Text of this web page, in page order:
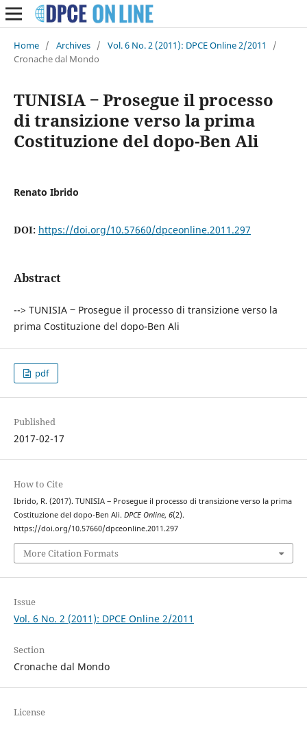
Home / Archives / Vol. 6 No. 2 (2011): DPCE Online 2/2011
/
Cronache dal Mondo
TUNISIA ‒ Prosegue il processo
di transizione verso la prima
Costituzione del dopo-Ben Ali
Renato Ibrido
DOI: https://doi.org/10.57660/dpceonline.2011.297
Abstract
--> TUNISIA ‒ Prosegue il processo di transizione verso la
prima Costituzione del dopo-Ben Ali
pdf
Published
2017-02-17
How to Cite
Ibrido, R. (2017). TUNISIA ‒ Prosegue il processo di transizione verso la prima
Costituzione del dopo-Ben Ali. DPCE Online, 6(2).
https://doi.org/10.57660/dpceonline.2011.297
More Citation Formats
Issue
Vol. 6 No. 2 (2011): DPCE Online 2/2011
Section
Cronache dal Mondo
License